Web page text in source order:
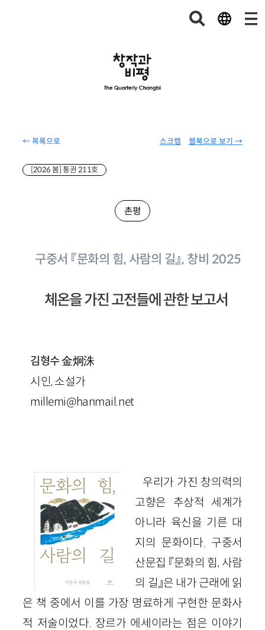
← 목록으로 웹북으로 보기 →
스크랩
[2026 봄] 통권 211호
촌평
구중서 『문화의 힘, 사람의 길』, 창비 2025
체온을 가진 고전들에 관한 보고서
김형수金炯洙
시인, 소설가
millemi@hanmail.net
우리가 가진 창의력의
고향은 추상적 세계가
아니라 육신을 기른 대
지의 문화이다. 구중서
산문집 『문화의 힘, 사람
의 길』은 내가 근래에 읽
은 책 중에서 이를 가장 명료하게 구현한 문화사
적 저술이었다. 장르가 에세이라는 점은 이야기